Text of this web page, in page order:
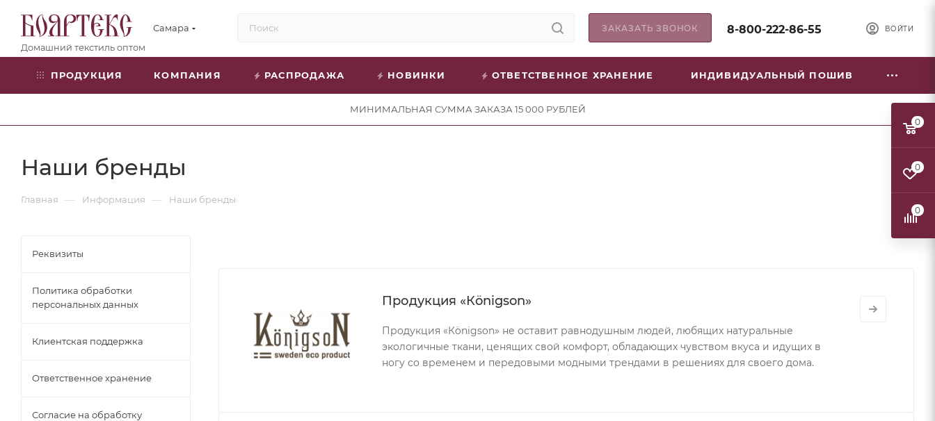
Самара ЗАКАЗАТЬ ЗВОНОК ВОЙТИ
8-800-222-86-55
ПРОДУКЦИЯ КОМПАНИЯ РАСПРОДАЖА НОВИНКИ ОТВЕТСТВЕННОЕ ХРАНЕНИЕ ИНДИВИДУАЛЬНЫЙ ПОШИВ
МИНИМАЛЬНАЯ СУММА ЗАКАЗА 15 000 РУБЛЕЙ
Наши бренды
Главная — Информация — Наши бренды
Продукция «Кönigson»
Продукция «Кönigson» не оставит равнодушным людей, любящих натуральные
экологичные ткани, ценящих свой комфорт, обладающих чувством вкуса и идущих в
ногу со временем и передовыми модными трендами в решениях для своего дома.
Реквизиты
Политика обработки
персональных данных
Клиентская поддержка
Ответственное хранение
Согласие на обработку
0
0
0